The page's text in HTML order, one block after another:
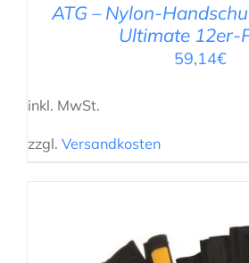
ATG – Nylon-
Ultimate 12er-
59,14€
inkl. MwSt.
zzgl. Versandkosten